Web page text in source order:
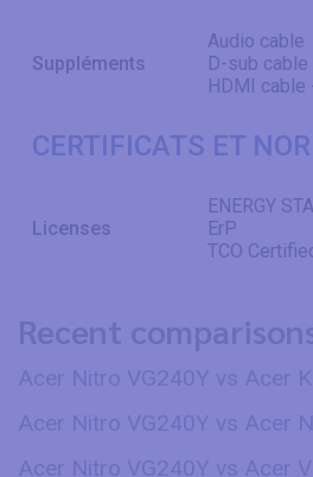
Suppléments
Audio cable
D-sub cable
HDMI cable
CERTIFICATS ET
Licenses
ENERGY
ErP
TCO
Recent